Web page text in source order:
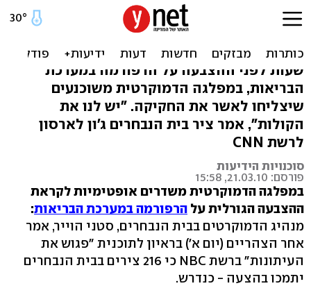
הדמוקרטים טוענים: יש די
קולות לאישור הרפורמה
שעות לפני ההצבעה על הרפורמה במערכת
הבריאות, במפלגה הדמוקרטית משוכנעים
שיצליחו לאשר את החקיקה. "יש לנו את
הקולות", אמר ציר בית הנבחרים ג'ון לארסון
לרשת CNN
סוכנויות הידיעות
פורסם: 21.03.10, 15:58
במפלגה הדמוקרטית משדרים אופטימיות לקראת
ההצבעה הגורלית על הרפורמה במערכת הבריאות:
מנהיג הדמוקרטים בבית הנבחרים, סטני הוייר, אמר
אחר הצהריים (יום א') בראיון לתוכנית "פגוש את
העיתונות" ברשת NBC כי 216 צירים בבית הנבחרים
יתמכו בהצעה - כנדרש.